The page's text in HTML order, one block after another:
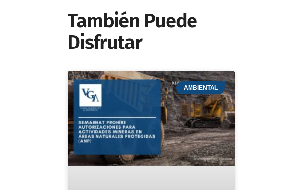
También Puede
Disfrutar
AMBIENTAL